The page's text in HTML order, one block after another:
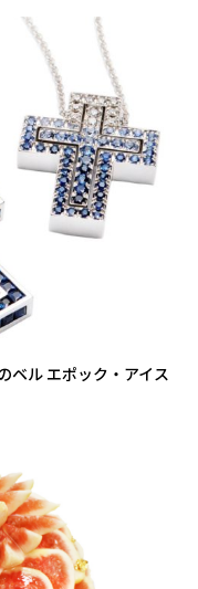
ベル エポック・アイス